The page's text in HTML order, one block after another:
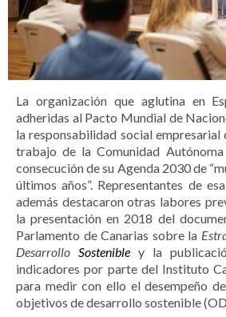
La organización que aglutina en
adheridas al Pacto Mundial de
la responsabilidad social
trabajo de la Comunidad
consecución de su Agenda 2030 de
últimos años”. Representantes de
además destacaron otras labores
la presentación en 2018 del
Parlamento de Canarias sobre la
Desarrollo Sostenible y la
indicadores por parte del Instituto
para medir con ello el desempeño
objetivos de desarrollo sostenible